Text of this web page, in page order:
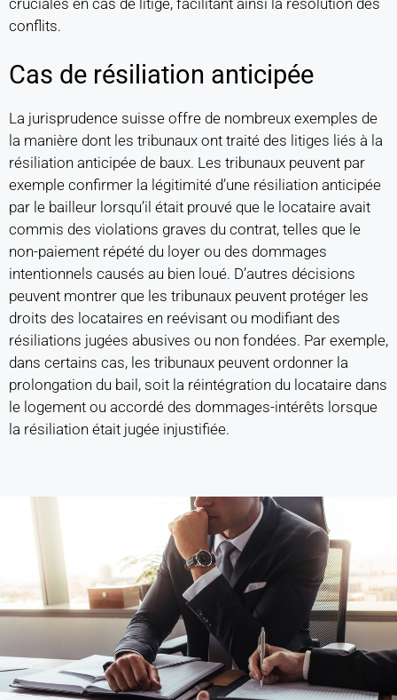
conflits.
Cas de résiliation anticipée
La jurisprudence suisse offre de nombreux exemples de
la manière dont les tribunaux ont traité des litiges liés à la
résiliation anticipée de baux. Les tribunaux peuvent par
exemple confirmer la légitimité d’une résiliation anticipée
par le bailleur lorsqu’il était prouvé que le locataire avait
commis des violations graves du contrat, telles que le
non-paiement répété du loyer ou des dommages
intentionnels causés au bien loué. D’autres décisions
peuvent montrer que les tribunaux peuvent protéger les
droits des locataires en reévisant ou modifiant des
résiliations jugées abusives ou non fondées. Par exemple,
dans certains cas, les tribunaux peuvent ordonner la
prolongation du bail, soit la réintégration du locataire dans
le logement ou accordé des dommages-intérêts lorsque
la résiliation était jugée injustifiée.